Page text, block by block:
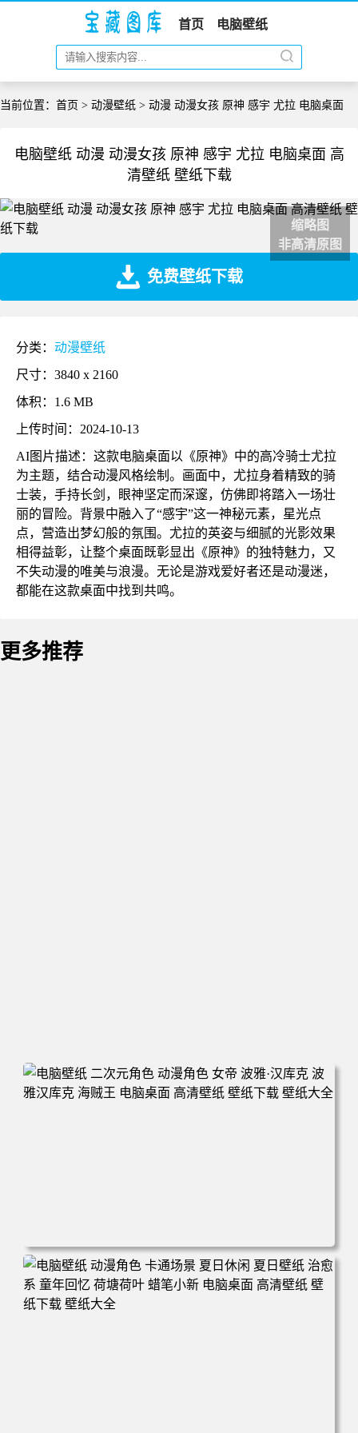
首页 电脑壁纸
当前位置： 首页 > 动漫壁纸 > 动漫 动漫女孩 原神 感宇 尤拉 电脑桌面
电脑壁纸 动漫 动漫女孩 原神 感宇 尤拉 电脑桌面 高
清壁纸 壁纸下载
缩略图
非高清原图
免费壁纸下载
分类： 动漫壁纸
尺寸：3840 x 2160
体积：1.6 MB
上传时间：2024-10-13
AI图片描述：这款电脑桌面以《原神》中的高冷骑士尤拉
为主题，结合动漫风格绘制。画面中，尤拉身着精致的骑
士装，手持长剑，眼神坚定而深邃，仿佛即将踏入一场壮
丽的冒险。背景中融入了“感宇”这一神秘元素，星光点
点，营造出梦幻般的氛围。尤拉的英姿与细腻的光影效果
相得益彰，让整个桌面既彰显出《原神》的独特魅力，又
不失动漫的唯美与浪漫。无论是游戏爱好者还是动漫迷，
都能在这款桌面中找到共鸣。
更多推荐
电脑壁纸 二次元角色 动漫角色 女帝 波雅·汉库克 波雅汉库
克 海贼王 电脑桌面 高清壁纸 壁纸下载 壁纸大全